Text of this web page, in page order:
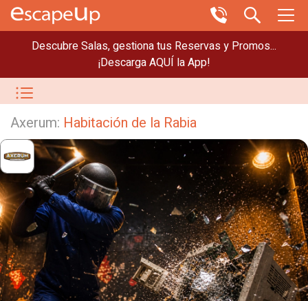
Descubre Salas, gestiona tus Reservas y Promos...
¡Descarga AQUÍ la App!
Axerum: Habitación de la Rabia